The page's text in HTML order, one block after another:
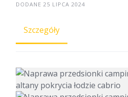
DODANE 25 LIPCA 2024
Szczegóły